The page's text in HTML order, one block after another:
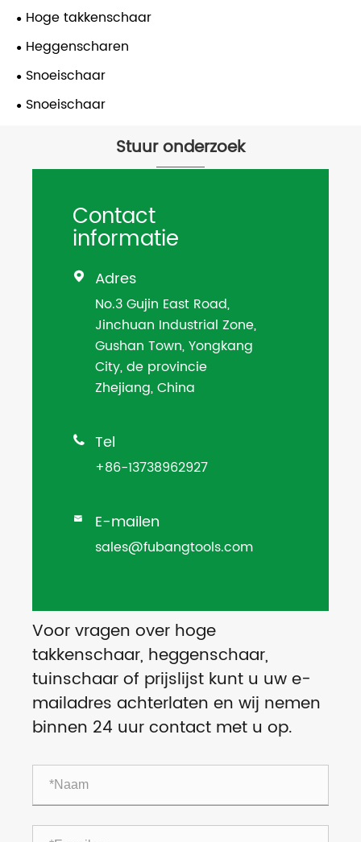
Hoge takkenschaar
Heggenscharen
Snoeischaar
Snoeischaar
Stuur onderzoek
Contact
informatie
 Adres
No.3 Gujin East Road,
Jinchuan Industrial Zone,
Gushan Town, Yongkang
City, de provincie
Zhejiang, China
 Tel
+86-13738962927
 E-mailen
sales@fubangtools.com
Voor vragen over hoge
takkenschaar, heggenschaar,
tuinschaar of prijslijst kunt u uw e-
mailadres achterlaten en wij nemen
binnen 24 uur contact met u op.